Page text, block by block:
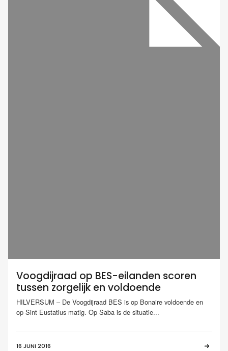
Voogdijraad op BES-eilanden scoren
tussen zorgelijk en voldoende
HILVERSUM – De Voogdijraad BES is op Bonaire voldoende en
op Sint Eustatius matig. Op Saba is de situatie...
16 JUNI 2016